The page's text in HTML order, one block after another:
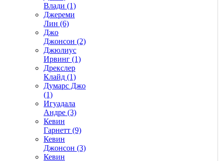
Влади (1)
Джереми
Лин (6)
Джо
Джонсон (2)
Джюлиус
Ирвинг (1)
Дрекслер
Клайд (1)
Думарс Джо
(1)
Игуадала
Андре (3)
Кевин
Гарнетт (9)
Кевин
Джонсон (3)
Кевин